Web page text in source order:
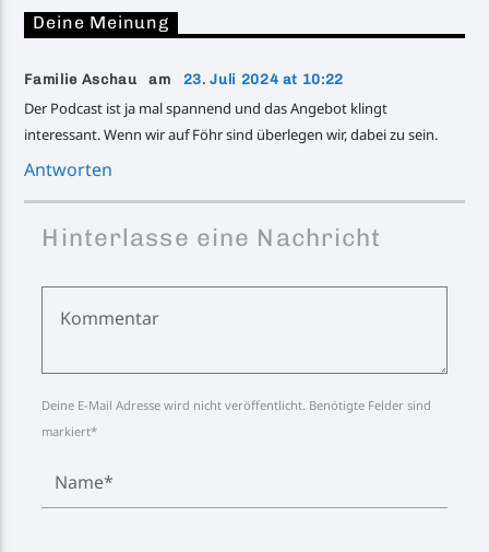
Deine Meinung
Familie Aschau am 23. Juli 2024 at 10:22
Der Podcast ist ja mal spannend und das Angebot klingt
interessant. Wenn wir auf Föhr sind überlegen wir, dabei zu sein.
Antworten
Hinterlasse eine Nachricht
Deine E-Mail Adresse wird nicht veröffentlicht. Benötigte Felder sind
markiert*